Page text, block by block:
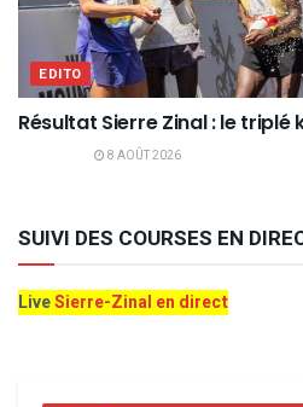
EDITO
Résultat Sierre Zinal : le
8 AOÛT 2026
SUIVI DES COURSES EN
LiveSierre-Zinal en direct